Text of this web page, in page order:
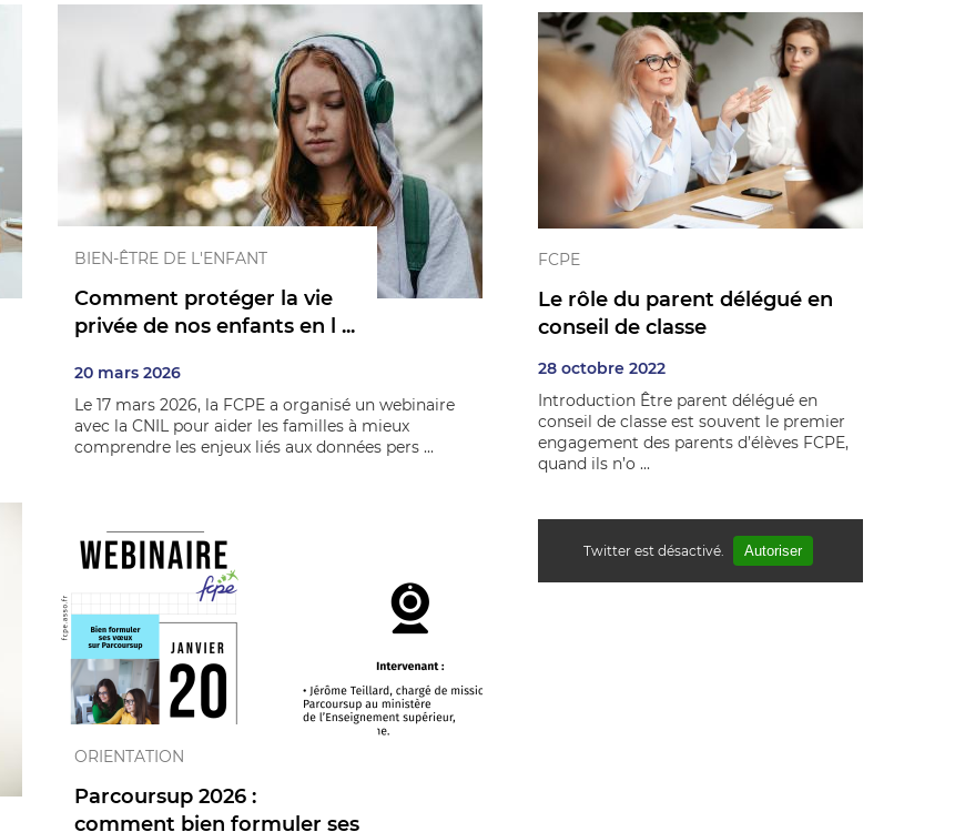
BIEN-ÊTRE DE L'ENFANT
Comment protéger la vie
privée de nos enfants en l ...
20 mars 2026
Le 17 mars 2026, la FCPE a organisé un webinaire
avec la CNIL pour aider les familles à mieux
comprendre les enjeux liés aux données pers ...
ORIENTATION
Parcoursup 2026 :
comment bien formuler ses
FCPE
Le rôle du parent délégué en
conseil de classe
28 octobre 2022
Introduction Être parent délégué en
conseil de classe est souvent le premier
engagement des parents d’élèves FCPE,
quand ils n’o ...
Twitter est désactivé. Autoriser